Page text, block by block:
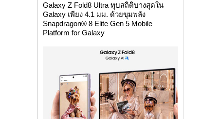
Galaxy Z Fold8 Ultra ทุบสถิติบางสุดใน
Galaxy เพียง 4.1 มม. ด้วยขุมพลัง
Snapdragon® 8 Elite Gen 5 Mobile
Platform for Galaxy